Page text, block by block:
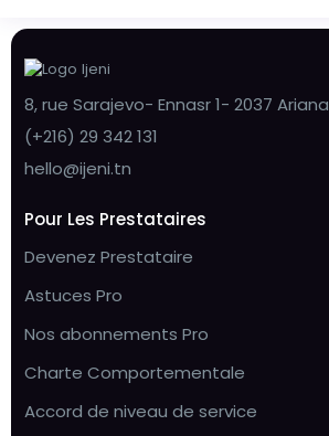
8, rue Sarajevo- Ennasr 1- 2037 Ariana
(+216) 29 342 131
hello@ijeni.tn
Pour Les Prestataires
Devenez Prestataire
Astuces Pro
Nos abonnements Pro
Charte Comportementale
Accord de niveau de service